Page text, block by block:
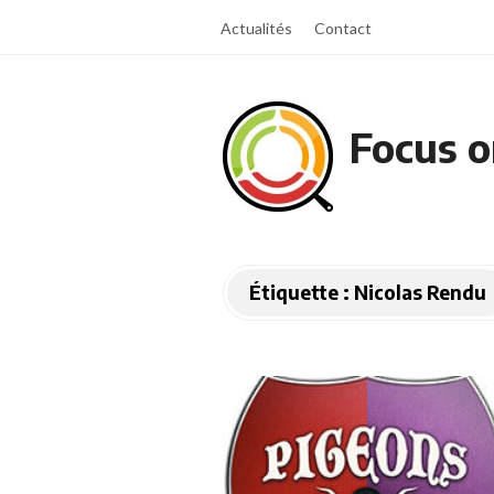
Actualités Contact
Focus
Étiquette : Nicolas Rendu